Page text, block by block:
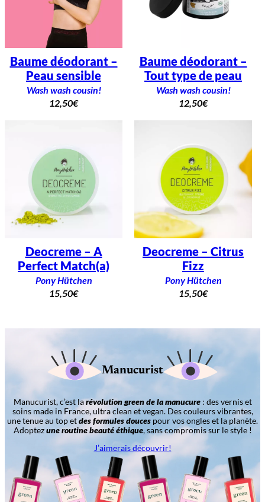
Baume déodorant –
Peau sensible
Wash wash cousin!
12,50€
Baume déodorant –
Tout type de peau
Wash wash cousin!
12,50€
Deocreme – A
Perfect Match(a)
Pony Hütchen
15,50€
Deocreme – Citrus
Fizz
Pony Hütchen
15,50€
Manucurist
Manucurist, c’est larévolution green de la manucure: des vernis et
soins made in France, ultra clean et vegan. Des couleurs vibrantes,
une tenue au top etdes formules douces pour vos ongles et la planète.
Adoptezune routine beauté éthique, sans compromis sur le style !
J’aimerais découvrir!